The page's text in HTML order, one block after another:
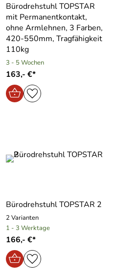
Bürodrehstuhl TOPSTAR
mit Permanentkontakt,
ohne Armlehnen, 3 Farben,
420-550mm, Tragfähigkeit
110kg
3 - 5 Wochen
163,- €*
Bürodrehstuhl TOPSTAR 2
2 Varianten
1 - 3 Werktage
166,- €*